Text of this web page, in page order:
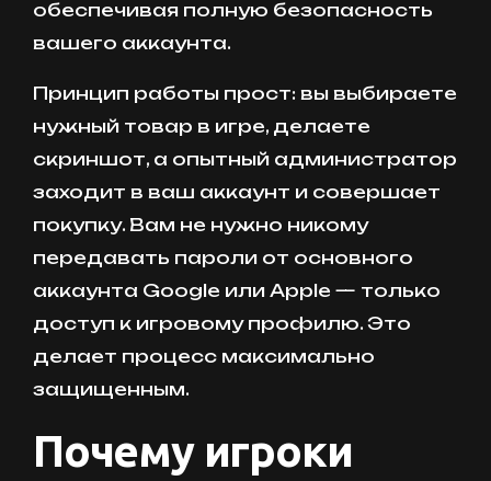
обеспечивая полную безопасность
вашего аккаунта.
Принцип работы прост: вы выбираете
нужный товар в игре, делаете
скриншот, а опытный администратор
заходит в ваш аккаунт и совершает
покупку. Вам не нужно никому
передавать пароли от основного
аккаунта Google или Apple — только
доступ к игровому профилю. Это
делает процесс максимально
защищенным.
Почему игроки